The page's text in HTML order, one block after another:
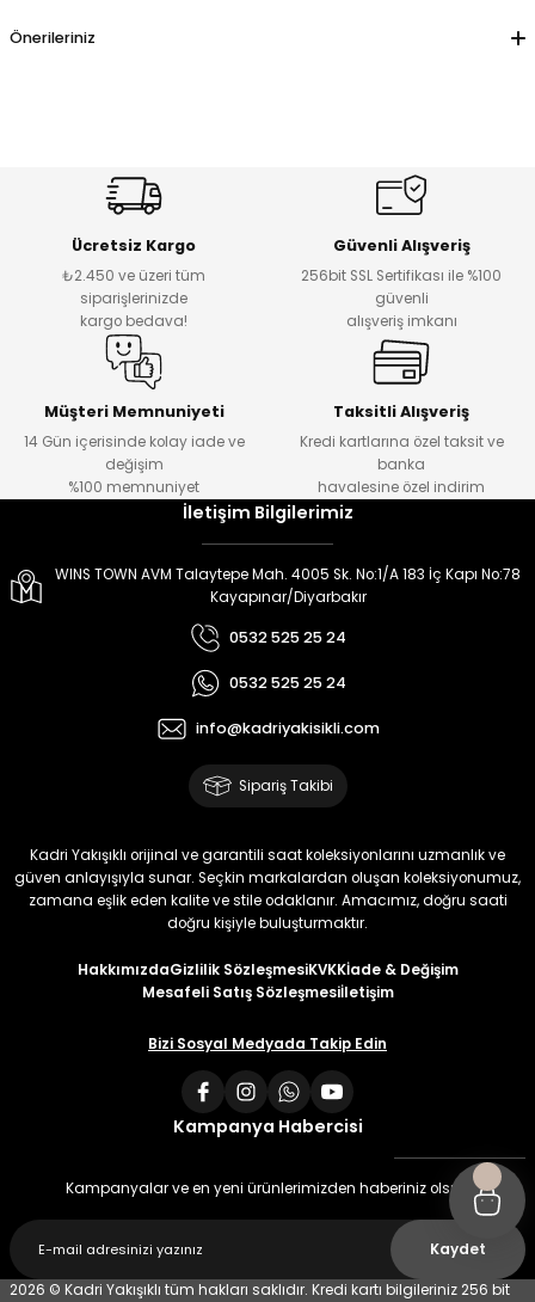
Önerileriniz
Ücretsiz Kargo
₺2.450 ve üzeri tüm
siparişlerinizde
kargo bedava!
Güvenli Alışveriş
256bit SSL Sertifikası ile %100
güvenli
alışveriş imkanı
Müşteri Memnuniyeti
14 Gün içerisinde kolay iade ve
değişim
%100 memnuniyet
Taksitli Alışveriş
Kredi kartlarına özel taksit ve
banka
havalesine özel indirim
İletişim Bilgilerimiz
WINS TOWN AVM Talaytepe Mah. 4005 Sk. No:1/A 183 İç Kapı No:78
Kayapınar/Diyarbakır
0532 525 25 24
0532 525 25 24
info@kadriyakisikli.com
Sipariş Takibi
Kadri Yakışıklı orijinal ve garantili saat koleksiyonlarını uzmanlık ve
güven anlayışıyla sunar. Seçkin markalardan oluşan koleksiyonumuz,
zamana eşlik eden kalite ve stile odaklanır. Amacımız, doğru saati
doğru kişiyle buluşturmaktır.
HakkımızdaGizlilik SözleşmesiKVKKİade & Değişim
Mesafeli Satış Sözleşmesiİletişim
Bizi Sosyal Medyada Takip Edin
Kampanya Habercisi
Kampanyalar ve en yeni ürünlerimizden haberiniz olsun
Kaydet
2026 © Kadri Yakışıklı tüm hakları saklıdır. Kredi kartı bilgileriniz 256 bit